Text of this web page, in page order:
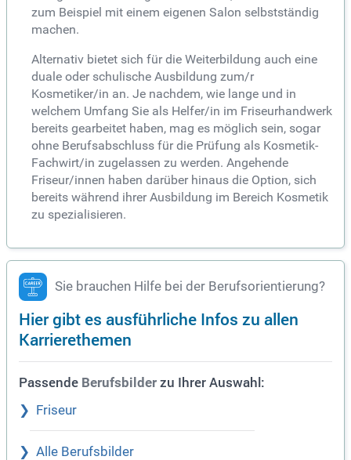
zum Beispiel mit einem eigenen Salon selbstständig
machen.
Alternativ bietet sich für die Weiterbildung auch eine
duale oder schulische Ausbildung zum/r
Kosmetiker/in an. Je nachdem, wie lange und in
welchem Umfang Sie als Helfer/in im Friseurhandwerk
bereits gearbeitet haben, mag es möglich sein, sogar
ohne Berufsabschluss für die Prüfung als Kosmetik-
Fachwirt/in zugelassen zu werden. Angehende
Friseur/innen haben darüber hinaus die Option, sich
bereits während ihrer Ausbildung im Bereich Kosmetik
zu spezialisieren.
Sie brauchen Hilfe bei der Berufsorientierung?
Hier gibt es ausführliche Infos zu allen
Karrierethemen
Passende Berufsbilder zu Ihrer Auswahl:
Friseur
Alle Berufsbilder